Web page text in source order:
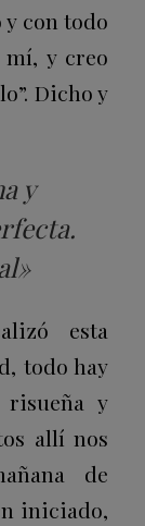
con todo
y creo
Dicho y
y
esta
todo hay
y
allí nos
de
iniciado,